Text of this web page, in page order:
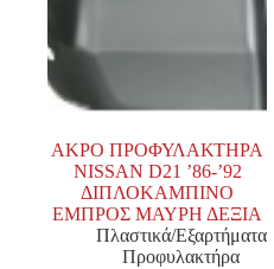
ΑΚΡΟ ΠΡΟΦΥΛΑΚΤΗΡΑ
NISSAN D21 ’86-’92
ΔΙΠΛΟΚΑΜΠΙΝΟ
ΕΜΠΡΟΣ ΜΑΥΡΗ ΔΕΞΙΑ
Πλαστικά/Εξαρτήματα
Προφυλακτήρα